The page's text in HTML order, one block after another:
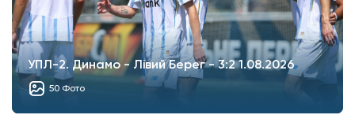
УПЛ-2. Динамо - Лівий Берег - 3:2 1.08.2026
50 Фото